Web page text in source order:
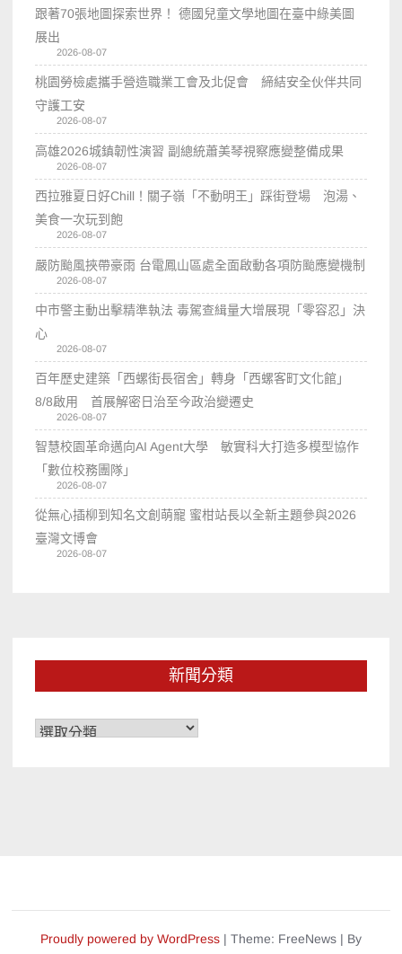
跟著70張地圖探索世界！ 德國兒童文學地圖在臺中綠美圖
展出
2026-08-07
桃園勞檢處攜手營造職業工會及北促會 締結安全伙伴共同
守護工安
2026-08-07
高雄2026城鎮韌性演習 副總統蕭美琴視察應變整備成果
2026-08-07
西拉雅夏日好Chill！關子嶺「不動明王」踩街登場 泡湯、
美食一次玩到飽
2026-08-07
嚴防颱風挾帶豪雨 台電鳳山區處全面啟動各項防颱應變機制
2026-08-07
中市警主動出擊精準執法 毒駕查緝量大增展現「零容忍」決
心
2026-08-07
百年歷史建築「西螺街長宿舍」轉身「西螺客町文化館」
8/8啟用 首展解密日治至今政治變遷史
2026-08-07
智慧校園革命邁向AI Agent大學 敏實科大打造多模型協作
「數位校務團隊」
2026-08-07
從無心插柳到知名文創萌寵 蜜柑站長以全新主題參與2026
臺灣文博會
2026-08-07
新聞分類
新
Proudly powered by WordPress | Theme: FreeNews | By